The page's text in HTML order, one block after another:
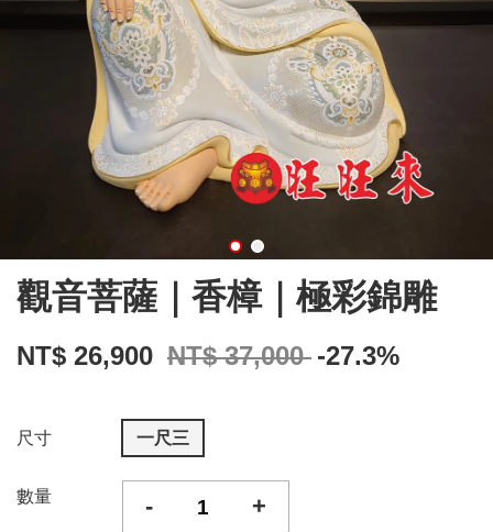
觀音菩薩｜香樟｜極彩錦雕
NT$ 26,900 NT$ 37,000 -27.3%
尺寸 一尺三
數量 - +